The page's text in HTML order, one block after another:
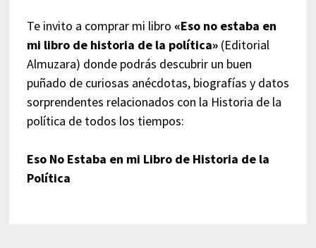
Te invito a comprar mi libro «Eso no estaba en
mi libro de historia de la política»(Editorial
Almuzara) donde podrás descubrir un buen
puñado de curiosas anécdotas, biografías y datos
sorprendentes relacionados con la Historia de la
política de todos los tiempos:
Eso No Estaba en mi Libro de Historia de la
Política